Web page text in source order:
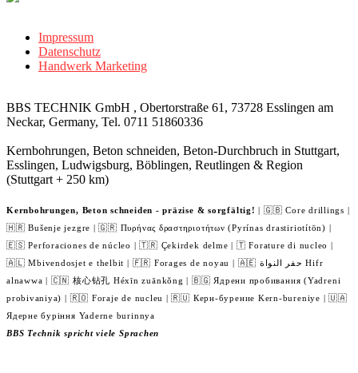
Impressum
Datenschutz
Handwerk Marketing
BBS TECHNIK GmbH , Obertorstraße 61, 73728 Esslingen am
Neckar, Germany, Tel. 0711 51860336
Kernbohrungen, Beton schneiden, Beton-Durchbruch in Stuttgart,
Esslingen, Ludwigsburg, Böblingen, Reutlingen & Region
(Stuttgart + 250 km)
Kernbohrungen, Beton schneiden - präzise & sorgfältig! | 🇬🇧 Core drillings |
🇭🇷 Bušenje jezgre | 🇬🇷 Πυρήνας δραστηριοτήτων (Pyrínas drastiriotítōn) |
🇪🇸 Perforaciones de núcleo | 🇹🇷 Çekirdek delme | 🇹 Forature di nucleo |
🇦🇱 Mbivendosjet e thelbit | 🇫🇷 Forages de noyau | 🇦🇪 حفر النواة Hifr
alnawwa | 🇨🇳 核心钻孔 Héxīn zuānkǒng | 🇧🇬 Ядрени пробивания (Yadreni
probivaniya) | 🇷🇴 Foraje de nucleu | 🇷🇺 Керн-бурение Kern-bureniye | 🇺🇦
Ядерне буріння Yaderne burinnya
BBS Technik spricht viele Sprachen